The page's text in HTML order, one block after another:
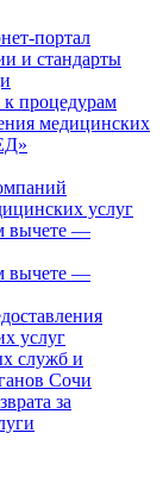
портал
и стандарты
процедурам
медицинских
услуг
вычете —
вычете —
услуг
служб и
Сочи
за